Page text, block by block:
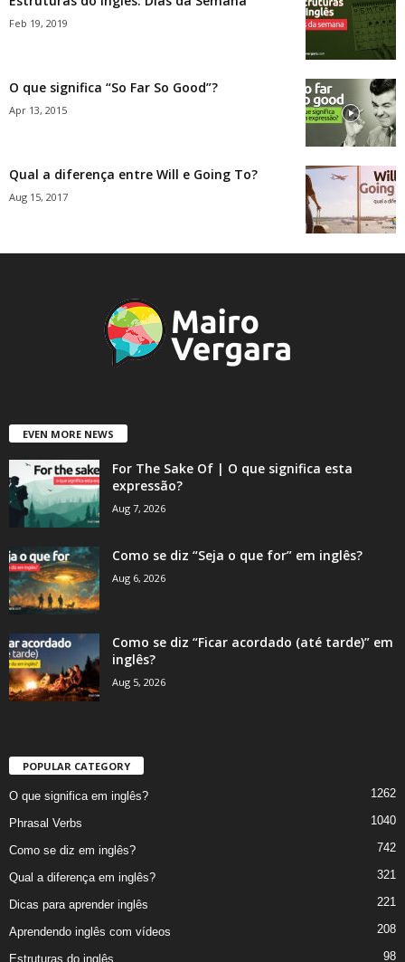
Feb 19, 2019
O que significa “So Far So Good”?
Apr 13, 2015
Qual a diferença entre Will e Going To?
Aug 15, 2017
EVEN MORE NEWS
For The Sake Of | O que significa esta
expressão?
Aug 7, 2026
Como se diz “Seja o que for” em inglês?
Aug 6, 2026
Como se diz “Ficar acordado (até tarde)” em
inglês?
Aug 5, 2026
POPULAR CATEGORY
O que significa em inglês? 1262
Phrasal Verbs 1040
Como se diz em inglês? 742
Qual a diferença em inglês? 321
Dicas para aprender inglês 221
Aprendendo inglês com vídeos 208
Estruturas do inglês 98